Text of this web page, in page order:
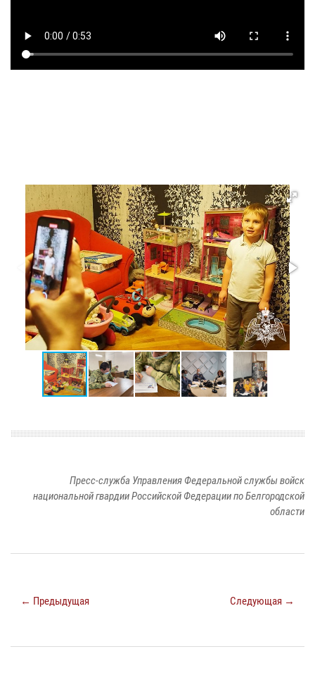
Пресс-служба Управления Федеральной службы войск
национальной гвардии Российской Федерации по Белгородской
области
← Предыдущая Следующая →